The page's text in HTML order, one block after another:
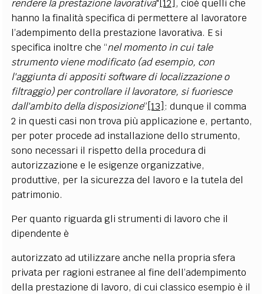
rendere la prestazione lavorativa"[12] , cioè quelli che
hanno la finalità specifica di permettere al lavoratore
l’adempimento della prestazione lavorativa. E si
specifica inoltre che “nel momento in cui tale
strumento viene modificato (ad esempio, con
l'aggiunta di appositi software di localizzazione o
filtraggio) per controllare il lavoratore, si fuoriesce
dall'ambito della disposizione”[13] : dunque ilcomma
2 in questi casi non trova più applicazione e, pertanto,
per poter procede ad installazione dello strumento,
sono necessari il rispetto della procedura di
autorizzazione e le esigenze organizzative,
produttive, per la sicurezza del lavoro e la tutela del
patrimonio.
Per quanto riguarda gli strumenti di lavoro che il
dipendente è
autorizzato ad utilizzare anche nella propria sfera
privata per ragioni estranee al fine dell’adempimento
della prestazione di lavoro, di cui classico esempio è il